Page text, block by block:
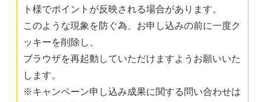
ト様でポイントが反映される場合があります。
このような現象を防ぐ為、お申し込みの前に一度ク
ッキーを削除し、
ブラウザを再起動していただけますようお願いいた
します。
※キャンペーン申し込み成果に関する問い合わせは